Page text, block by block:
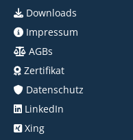
Downloads
Impressum
AGBs
Zertifikat
Datenschutz
LinkedIn
Xing